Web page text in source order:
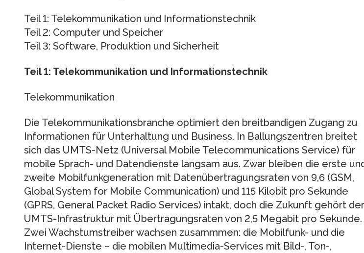
Teil 1: Telekommunikation und Informationstechnik
Teil 2: Computer und Speicher
Teil 3: Software, Produktion und Sicherheit
Teil 1: Telekommunikation und Informationstechnik
Telekommunikation
Die Telekommunikationsbranche optimiert den breitbandigen Zugang zu
Informationen für Unterhaltung und Business. In Ballungszentren breitet
sich das UMTS-Netz (Universal Mobile Telecommunications Service) für
mo­bile Sprach- und Datendienste langsam aus. Zwar bleiben die erste
zweite Mobilfunkgeneration mit Datenübertragungsraten von 9,6 (GSM,
Global System for Mobile Communication) und 115 Kilobit pro Se­kun­de
(GPRS, General Packet Radio Services) intakt, doch die Zukunft ge­hört der
UMTS-Infrastruktur mit Übertragungsraten von 2,5 Megabit pro Sekunde.
Zwei Wachstumstreiber wachsen zusammmen: die Mobilfunk- und die
Internet-Dienste – die mobilen Multimedia-Services mit Bild-, Ton-,